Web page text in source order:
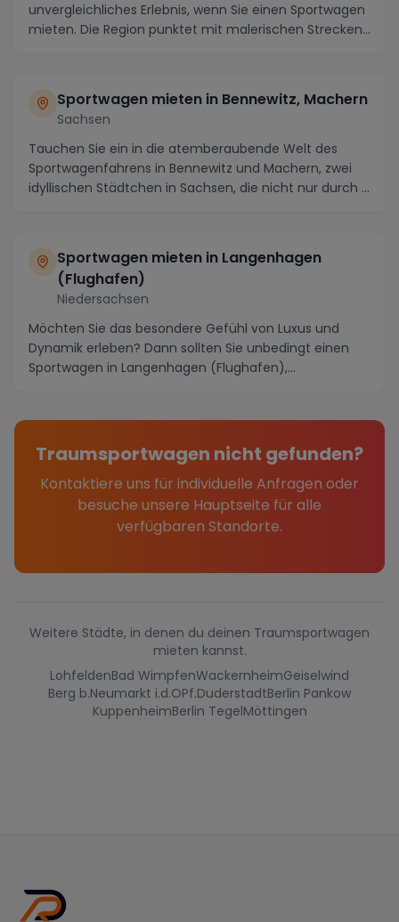
unvergleichliches Erlebnis, wenn Sie einen Sportwagen
mieten. Die Region punktet mit malerischen Strecken
Sportwagen mieten in Bennewitz, Machern
Sachsen
Tauchen Sie ein in die atemberaubende Welt des
Sportwagenfahrens in Bennewitz und Machern, zwei
idyllischen Städtchen in Sachsen, die nicht nur durch ...
Sportwagen mieten in Langenhagen
(Flughafen)
Niedersachsen
Möchten Sie das besondere Gefühl von Luxus und
Dynamik erleben? Dann sollten Sie unbedingt einen
Sportwagen in Langenhagen (Flughafen),
Traumsportwagen nicht gefunden?
Kontaktiere uns für individuelle Anfragen oder
besuche unsere Hauptseite für alle
verfügbaren Standorte.
Weitere Städte, in denen du deinen Traumsportwagen
mieten kannst.
LohfeldenBad WimpfenWackernheimGeiselwind
Berg b.Neumarkt i.d.OPf.DuderstadtBerlin Pankow
KuppenheimBerlin TegelMöttingen